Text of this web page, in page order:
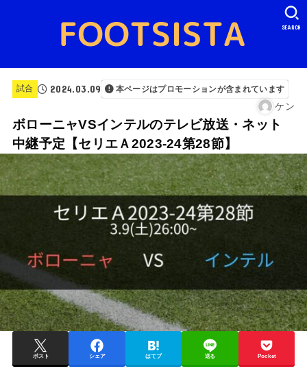
SEARCH
試合 2024.03.09 本ページはプロモーションが含まれています
ケン
ボローニャVSインテルのテレビ放送・ネット
中継予定【セリエＡ2023-24第28節】
ポスト シェア はてブ 送る Pocket